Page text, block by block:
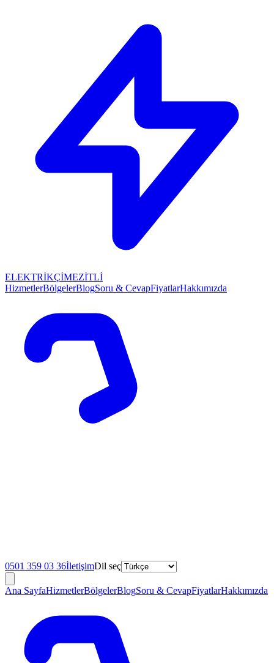
ELEKTRİKÇİMEZİTLİ
HizmetlerBölgelerBlogSoru & CevapFiyatlarHakkımızda
0501 359 03 36İletişimDil seç
Ana SayfaHizmetlerBölgelerBlogSoru & CevapFiyatlarHakkımızda